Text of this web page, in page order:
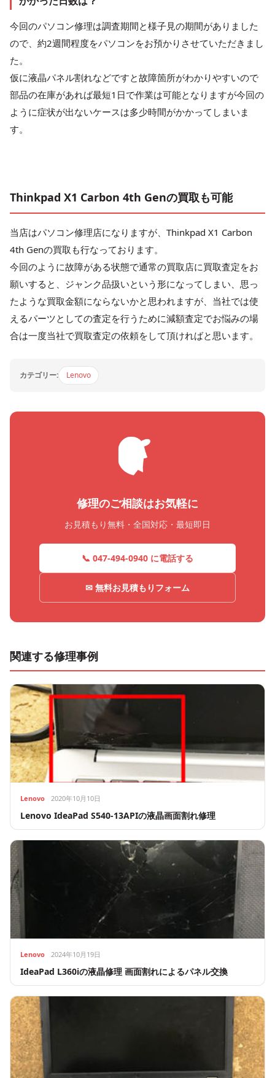
今回のパソコン修理は調査期間と様子見の期間がありました
ので、約2週間程度をパソコンをお預かりさせていただきまし
た。
仮に液晶パネル割れなどですと故障箇所がわかりやすいので
部品の在庫があれば最短1日で作業は可能となりますが今回の
ように症状が出ないケースは多少時間がかかってしまいま
す。
Thinkpad X1 Carbon 4th Genの買取も可能
当店はパソコン修理店になりますが、Thinkpad X1 Carbon
4th Genの買取も行なっております。
今回のように故障がある状態で通常の買取店に買取査定をお
願いすると、ジャンク品扱いという形になってしまい、思っ
たような買取金額にならないかと思われますが、当社では使
えるパーツとしての査定を行うために減額査定でお悩みの場
合は一度当社で買取査定の依頼をして頂ければと思います。
カテゴリー: Lenovo
修理のご相談はお気軽に
お見積もり無料・全国対応・最短即日
📞 047-494-0940 に電話する
✉ 無料お見積もりフォーム
関連する修理事例
Lenovo 2020年10月10日
Lenovo IdeaPad S540-13APIの液晶画面割れ修理
Lenovo 2024年10月19日
IdeaPad L360iの液晶修理 画面割れによるパネル交換